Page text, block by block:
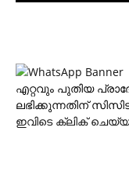
എറ്റവും പുതിയ
ലഭിക്കുന്നതിന്
ഇവിടെ ക്ലിക്